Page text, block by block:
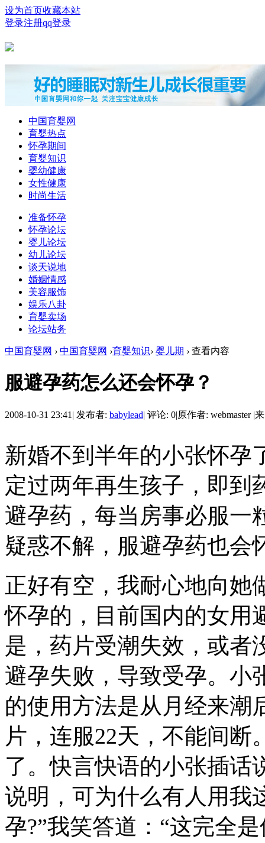
设为首页收藏本站
登录注册qq登录
中国育婴网
育婴热点
怀孕期间
育婴知识
婴幼健康
女性健康
时尚生活
准备怀孕
怀孕论坛
婴儿论坛
幼儿论坛
谈天说地
婚姻情感
美容服饰
娱乐八卦
育婴卖场
论坛站务
中国育婴网 › 中国育婴网 ›育婴知识› 婴儿期 › 查看内容
服避孕药怎么还会怀孕？
2008-10-31 23:41 | 发布者: babylead| 评论: 0|原作者: webmaster |
新婚不到半年的小张怀孕
定过两年再生孩子，即到
避孕药，每当房事必服一
疑惑不解，服避孕药也会
正好有空，我耐心地向她
怀孕的，目前国内的女用
是，药片受潮失效，或者
避孕失败，导致受孕。小
的使用方法是从月经来潮
片，连服22天，不能间
了。快言快语的小张插话
说明，可为什么有人用我
孕?”我笑答道：“这完全